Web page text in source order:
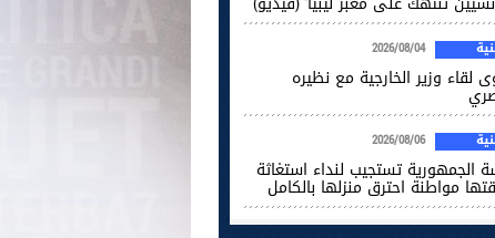
2026/08/04
لقاء وزير الخارجية مع نظيره
2026/08/06
الجمهورية تستجيب لنداء استغاثة
مواطنة احترق منزلها بالكامل